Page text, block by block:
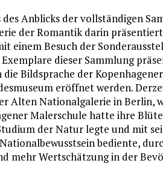
des Anblicks der vollständigen
der Romantik darin
einem Besuch der
dieser Sammlung
Bildsprache der
eröffnet werden.
Alten Nationalgalerie in Berlin,
Malerschule hatte ihre
der Natur legte und mit
bediente,
mehr Wertschätzung in der